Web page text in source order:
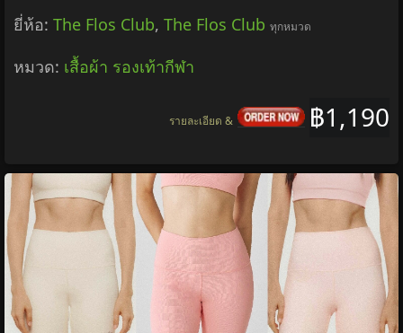
ยี่ห้อ: The Flos Club, The Flos Club ทุกหมวด
หมวด: เสื้อผ้า รองเท้ากีฬา
฿1,190
รายละเอียด &